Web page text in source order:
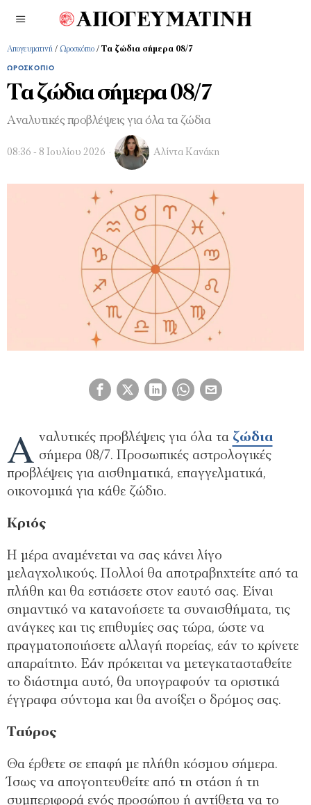
Απογευματινή / Ωροσκόπιο / Τα ζώδια σήμερα 08/7
ΩΡΟΣΚΌΠΙΟ
Τα ζώδια σήμερα 08/7
Αναλυτικές προβλέψεις για όλα τα ζώδια
08:36 - 8 Ιουλίου 2026 Αλίντα Κανάκη
A ναλυτικές προβλέψεις για όλα τα ζώδια
σήμερα 08/7. Προσωπικές αστρολογικές
προβλέψεις για αισθηματικά, επαγγελματικά,
οικονομικά για κάθε ζώδιο.
Kριός
Η μέρα αναμένεται να σας κάνει λίγο
μελαγχολικούς. Πολλοί θα αποτραβηχτείτε από τα
πλήθη και θα εστιάσετε στον εαυτό σας. Είναι
σημαντικό να κατανοήσετε τα συναισθήματα, τις
ανάγκες και τις επιθυμίες σας τώρα, ώστε να
πραγματοποιήσετε αλλαγή πορείας, εάν το κρίνετε
απαραίτητο. Εάν πρόκειται να μετεγκατασταθείτε
το διάστημα αυτό, θα υπογραφούν τα οριστικά
έγγραφα σύντομα και θα ανοίξει ο δρόμος σας.
Ταύρος
Θα έρθετε σε επαφή με πλήθη κόσμου σήμερα.
Ίσως να απογοητευθείτε από τη στάση ή τη
συμπεριφορά ενός προσώπου ή αντίθετα να το